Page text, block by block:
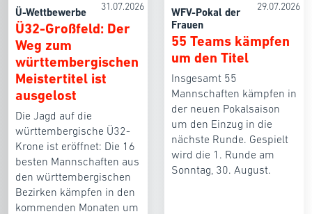
31.07.2026
Ü-Wettbewerbe
Ü32-Großfeld: Der
Weg zum
württembergischen
Meistertitel ist
ausgelost
Die Jagd auf die
württembergische Ü32-
Krone ist eröffnet: Die 16
besten Mannschaften aus
den württembergischen
Bezirken kämpfen in den
kommenden Monaten um
29.07.2026
WFV-Pokal der
Frauen
55 Teams kämpfen
um den Titel
Insgesamt 55
Mannschaften kämpfen in
der neuen Pokalsaison
um den Einzug in die
nächste Runde. Gespielt
wird die 1. Runde am
Sonntag, 30. August.